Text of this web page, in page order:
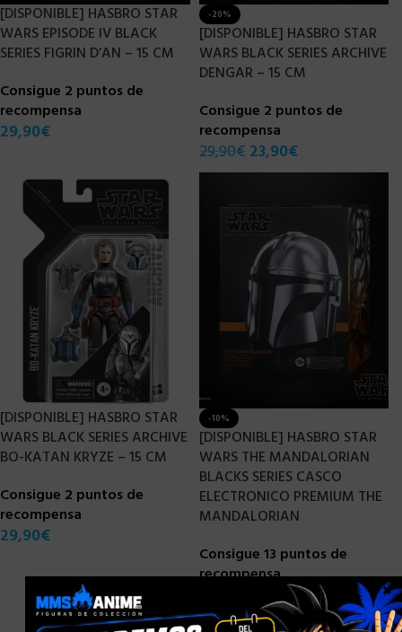
[DISPONIBLE] HASBRO STAR
WARS EPISODE IV BLACK
SERIES FIGRIN D’AN – 15 CM
Consigue 2 puntos de
recompensa
29,90€
-20%
[DISPONIBLE] HASBRO STAR
WARS BLACK SERIES ARCHIVE
DENGAR – 15 CM
Consigue 2 puntos de
recompensa
29,90€ 23,90€
[DISPONIBLE] HASBRO STAR
WARS BLACK SERIES ARCHIVE
BO-KATAN KRYZE – 15 CM
Consigue 2 puntos de
recompensa
29,90€
-10%
[DISPONIBLE] HASBRO STAR
WARS THE MANDALORIAN
BLACKS SERIES CASCO
ELECTRONICO PREMIUM THE
MANDALORIAN
Consigue 13 puntos de
recompensa
134,90€ ×